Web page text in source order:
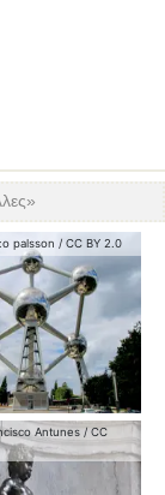
»
o palsson / CC BY 2.0
Antunes /CC